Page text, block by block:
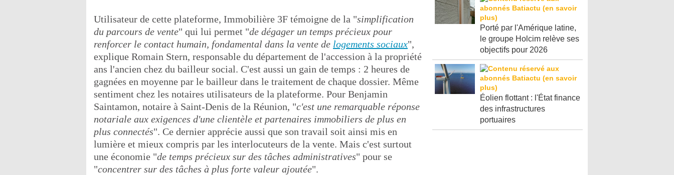
Utilisateur de cette plateforme, Immobilière 3F témoigne de la "simplification
du parcours de vente" qui lui permet "de dégager un temps précieux pour
renforcer le contact humain, fondamental dans la vente de logements sociaux",
explique Romain Stern, responsable du département de l'accession à la propriété
ans l'ancien chez du bailleur social. C'est aussi un gain de temps : 2 heures de
gagnées en moyenne par le bailleur dans le traitement de chaque dossier. Même
sentiment chez les notaires utilisateurs de la plateforme. Pour Benjamin
Saintamon, notaire à Saint-Denis de la Réunion, "c'est une remarquable réponse
notariale aux exigences d'une clientèle et partenaires immobiliers de plus en
plus connectés". Ce dernier apprécie aussi que son travail soit ainsi mis en
lumière et mieux compris par les interlocuteurs de la vente. Mais c'est surtout
une économie "de temps précieux sur des tâches administratives" pour se
"concentrer sur des tâches à plus forte valeur ajoutée".
Porté par l'Amérique latine,
le groupe Holcim relève ses
objectifs pour 2026
Éolien flottant : l'État finance
des infrastructures
portuaires